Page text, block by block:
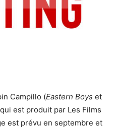
Campillo (Eastern Boys et
est produit par Les Films
est prévu en septembre et